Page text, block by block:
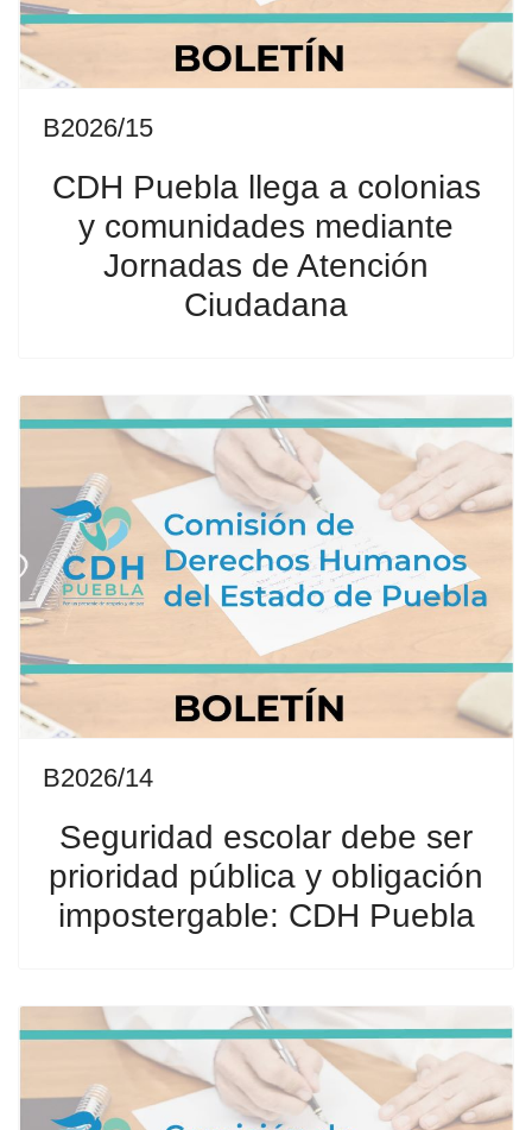
B2026/15
CDH Puebla llega a colonias
y comunidades mediante
Jornadas de Atención
Ciudadana
B2026/14
Seguridad escolar debe ser
prioridad pública y obligación
impostergable: CDH Puebla